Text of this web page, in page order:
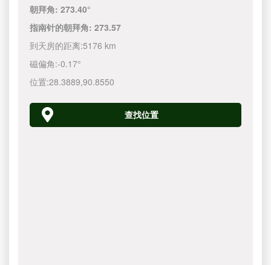
朝拜角:273.40°
指南针的朝拜角:273.57
到天房的距离:5176 km
磁偏角:-0.17°
位置:28.3889,90.8550
查找位置